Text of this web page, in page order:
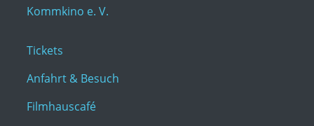
Kommkino e. V.
Tickets
Anfahrt & Besuch
Filmhauscafé